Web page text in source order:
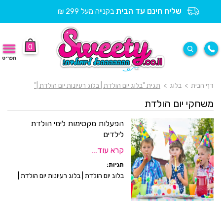
שליח חינם עד הבית בקנייה מעל 299 ₪
0
תפריט
דף הבית > בלוג > תגית "בלוג יום הולדת | בלוג רעיונות יום הולדת |"
משחקי יום הולדת
הפעלות מקסימות לימי הולדת
לילדים
קרא עוד...
תגיות:
בלוג יום הולדת | בלוג רעיונות יום הולדת |